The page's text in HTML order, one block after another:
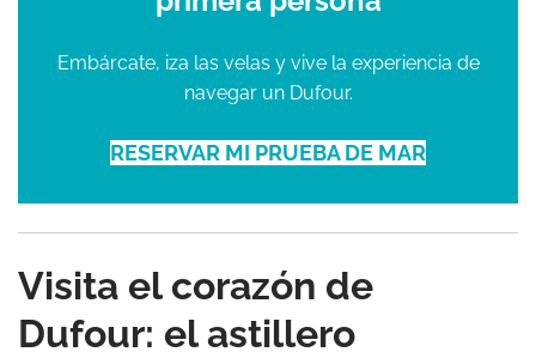
Embárcate, iza las velas y vive la experiencia de
navegar un Dufour.
RESERVAR MI PRUEBA DE MAR
Visita el corazón de
Dufour: el astillero